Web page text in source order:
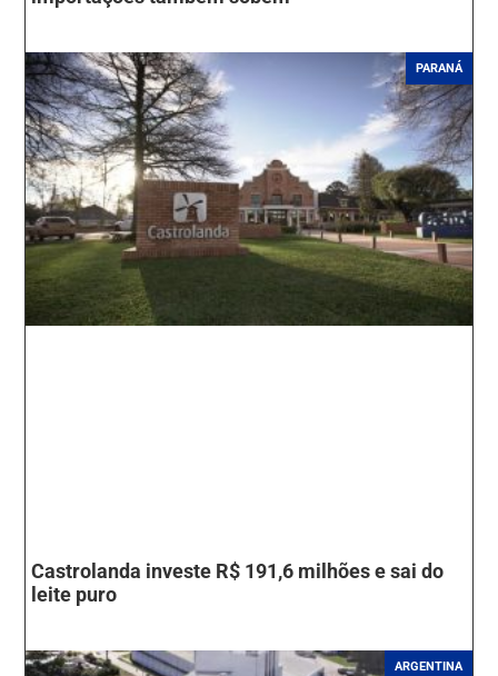
PARANÁ
Castrolanda investe R$ 191,6 milhões e sai do
leite puro
ARGENTINA